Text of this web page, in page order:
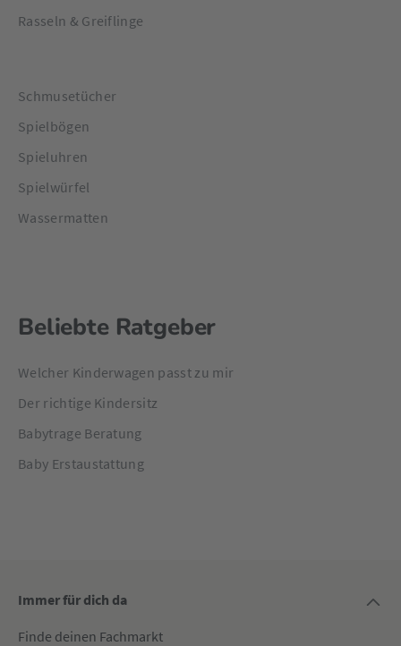
Rasseln & Greiflinge
Schmusetücher
Spielbögen
Spieluhren
Spielwürfel
Wassermatten
Beliebte Ratgeber
Welcher Kinderwagen passt zu mir
Der richtige Kindersitz
Babytrage Beratung
Baby Erstaustattung
Immer für dich da
Finde deinen Fachmarkt